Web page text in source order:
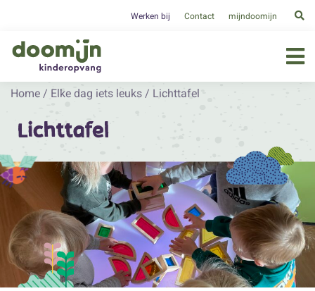
Werken bij Contact mijndoomijn
Home / Elke dag iets leuks / Lichttafel
Lichttafel